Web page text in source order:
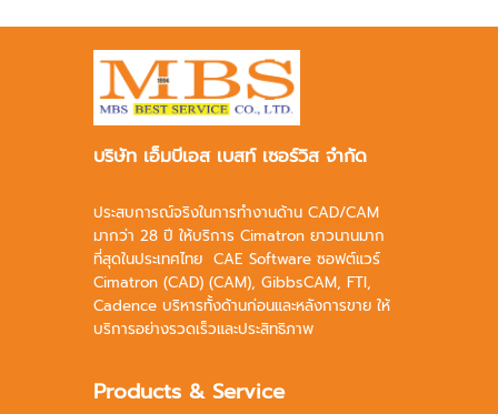
บริษัท เอ็มบีเอส เบสท์ เซอร์วิส จำกัด
ประสบการณ์จริงในการทำงานด้าน CAD/CAM
มากว่า 28 ปี ให้บริการ Cimatron ยาวนานมาก
ที่สุดในประเทศไทย CAE Software ซอฟต์แวร์
Cimatron (CAD) (CAM), GibbsCAM, FTI,
Cadence บริหารทั้งด้านก่อนและหลังการขาย ให้
บริการอย่างรวดเร็วและประสิทธิภาพ
Products & Service